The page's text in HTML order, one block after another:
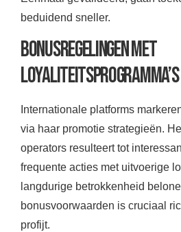
beduidend sneller.
Bonusregelingen met
Loyaliteitsprogramma’s
Internationale platforms
via haar promotie strategieën.
operators resulteert tot
frequente acties met uitvoerige
langdurige betrokkenheid
bonusvoorwaarden is cruciaal
profijt.